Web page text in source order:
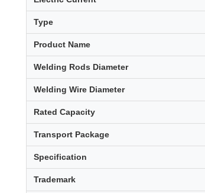
Type
Product Name
Welding Rods Diameter
Welding Wire Diameter
Rated Capacity
Transport Package
Specification
Trademark